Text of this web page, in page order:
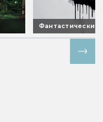
Фантастические